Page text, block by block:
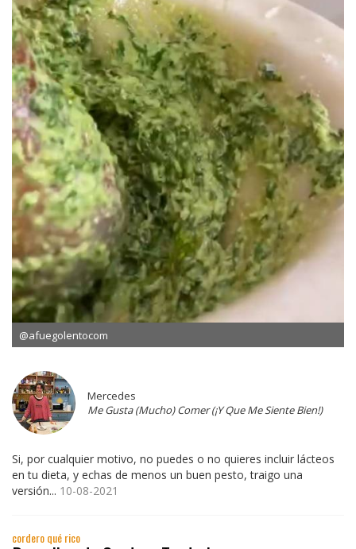
@afuegolentocom
Mercedes
Me Gusta (Mucho) Comer (¡Y Que Me Siente Bien!)
Si, por cualquier motivo, no puedes o no quieres incluir lácteos
en tu dieta, y echas de menos un buen pesto, traigo una
versión... 10-08-2021
cordero qué rico